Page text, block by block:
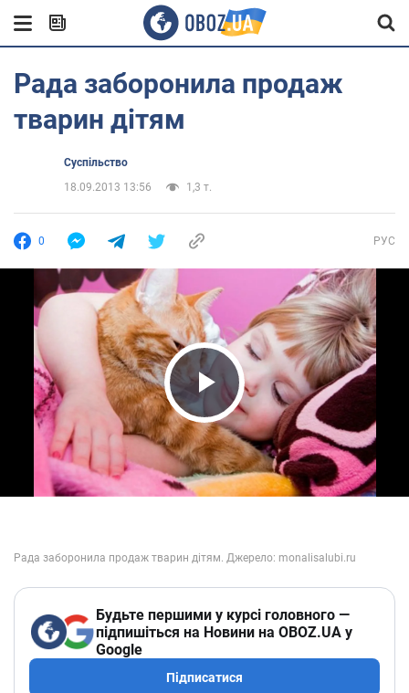
Рада заборонила продаж
тварин дітям
Суспільство
18.09.2013 13:56
1,3 т.
0 РУС
Play Video
Будьте першими у курсі головного —
підпишіться на Новини на OBOZ.UA у
Google
Підписатися